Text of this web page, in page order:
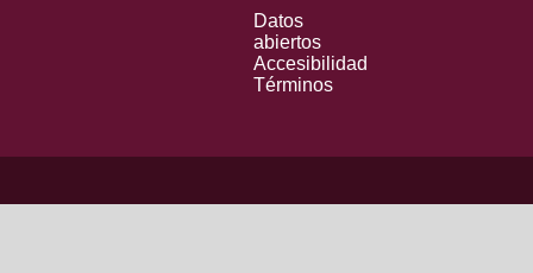
Datos
abiertos
Accesibilidad
Términos